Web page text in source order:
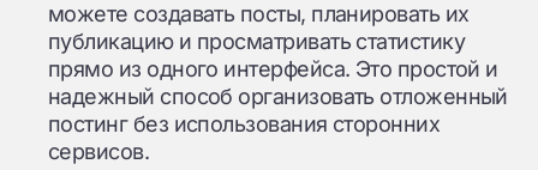
можете создавать посты, планировать их
публикацию и просматривать статистику
прямо из одного интерфейса. Это простой и
надежный способ организовать отложенный
постинг без использования сторонних
сервисов.